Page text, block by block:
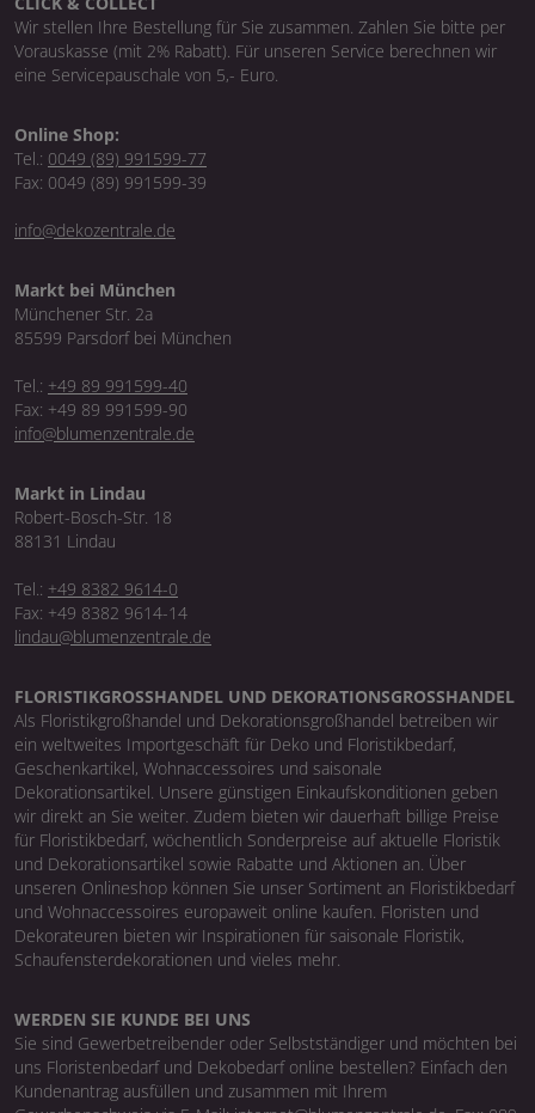
Wir stellen Ihre Bestellung für Sie zusammen. Zahlen Sie bitte per
Vorauskasse (mit 2% Rabatt). Für unseren Service berechnen wir
eine Servicepauschale von 5,- Euro.
Online Shop:
Tel.: 0049 (89) 991599-77
Fax: 0049 (89) 991599-39
info@dekozentrale.de
Markt bei München
Münchener Str. 2a
85599 Parsdorf bei München
Tel.: +49 89 991599-40
Fax: +49 89 991599-90
info@blumenzentrale.de
Markt in Lindau
Robert-Bosch-Str. 18
88131 Lindau
Tel.: +49 8382 9614-0
Fax: +49 8382 9614-14
lindau@blumenzentrale.de
FLORISTIKGROSSHANDEL UND DEKORATIONSGROSSHANDEL
Als Floristikgroßhandel und Dekorationsgroßhandel betreiben wir
ein weltweites Importgeschäft für Deko und Floristikbedarf,
Geschenkartikel, Wohnaccessoires und saisonale
Dekorationsartikel. Unsere günstigen Einkaufskonditionen geben
wir direkt an Sie weiter. Zudem bieten wir dauerhaft billige Preise
für Floristikbedarf, wöchentlich Sonderpreise auf aktuelle Floristik
und Dekorationsartikel sowie Rabatte und Aktionen an. Über
unseren Onlineshop können Sie unser Sortiment an Floristikbedarf
und Wohnaccessoires europaweit online kaufen. Floristen und
Dekorateuren bieten wir Inspirationen für saisonale Floristik,
Schaufensterdekorationen und vieles mehr.
WERDEN SIE KUNDE BEI UNS
Sie sind Gewerbetreibender oder Selbstständiger und möchten bei
uns Floristenbedarf und Dekobedarf online bestellen? Einfach den
Kundenantrag ausfüllen und zusammen mit Ihrem